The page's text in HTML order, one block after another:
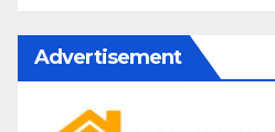
Advertisement